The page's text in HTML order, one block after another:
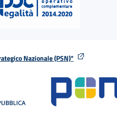
Nazionale (PSN)"